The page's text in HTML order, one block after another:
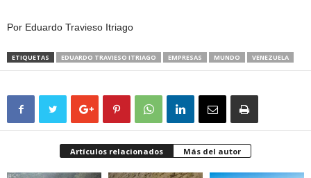
Por Eduardo Travieso Itriago
ETIQUETAS EDUARDO TRAVIESO ITRIAGO EMPRESAS MUNDO VENEZUELA
Artículos relacionados Más del autor